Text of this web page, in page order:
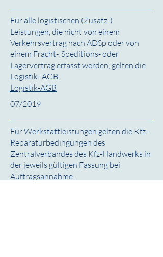
Für alle logistischen (Zusatz-)
Leistungen, die nicht von einem
Verkehrsvertrag nach ADSp oder von
einem Fracht-, Speditions- oder
Lagervertrag erfasst werden, gelten die
Logistik- AGB.
Logistik-AGB
07/2019
Für Werkstattleistungen gelten die Kfz-
Reparaturbedingungen des
Zentralverbandes des Kfz-Handwerks in
der jeweils gültigen Fassung bei
Auftragsannahme.